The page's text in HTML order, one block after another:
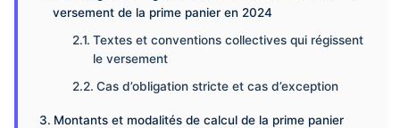
versement de la prime panier en 2024
Textes et conventions collectives qui régissent
le versement
Cas d’obligation stricte et cas d’exception
Montants et modalités de calcul de la prime panier